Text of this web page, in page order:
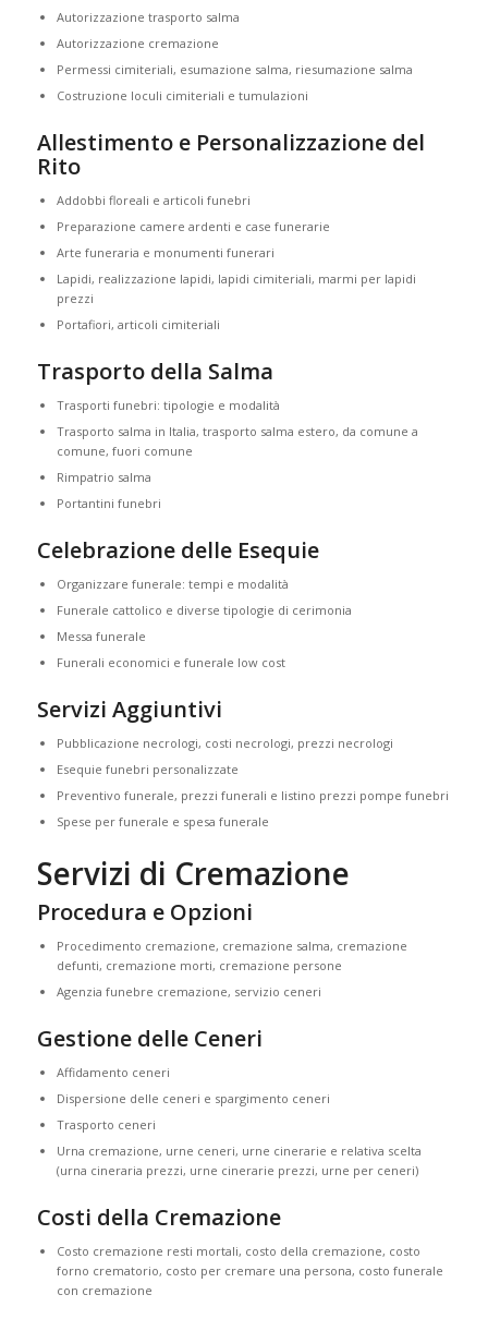
Autorizzazione trasporto salma
Autorizzazione cremazione
Permessi cimiteriali, esumazione salma, riesumazione salma
Costruzione loculi cimiteriali e tumulazioni
Allestimento e Personalizzazione del
Rito
Addobbi floreali e articoli funebri
Preparazione camere ardenti e case funerarie
Arte funeraria e monumenti funerari
Lapidi, realizzazione lapidi, lapidi cimiteriali, marmi per lapidi
prezzi
Portafiori, articoli cimiteriali
Trasporto della Salma
Trasporti funebri: tipologie e modalità
Trasporto salma in Italia, trasporto salma estero, da comune a
comune, fuori comune
Rimpatrio salma
Portantini funebri
Celebrazione delle Esequie
Organizzare funerale: tempi e modalità
Funerale cattolico e diverse tipologie di cerimonia
Messa funerale
Funerali economici e funerale low cost
Servizi Aggiuntivi
Pubblicazione necrologi, costi necrologi, prezzi necrologi
Esequie funebri personalizzate
Preventivo funerale, prezzi funerali e listino prezzi pompe funebri
Spese per funerale e spesa funerale
Servizi di Cremazione
Procedura e Opzioni
Procedimento cremazione, cremazione salma, cremazione
defunti, cremazione morti, cremazione persone
Agenzia funebre cremazione, servizio ceneri
Gestione delle Ceneri
Affidamento ceneri
Dispersione delle ceneri e spargimento ceneri
Trasporto ceneri
Urna cremazione, urne ceneri, urne cinerarie e relativa scelta
(urna cineraria prezzi, urne cinerarie prezzi, urne per ceneri)
Costi della Cremazione
Costo cremazione resti mortali, costo della cremazione, costo
forno crematorio, costo per cremare una persona, costo funerale
con cremazione